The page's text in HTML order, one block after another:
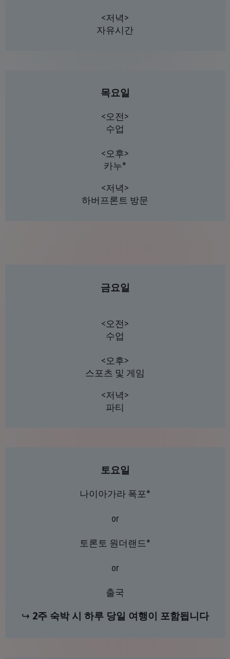
<저녁>
자유시간
목요일
<오전>
수업
<오후>
카누*
<저녁>
하버프론트 방문
금요일
<오전>
수업
<오후>
스포츠 및 게임
<저녁>
파티
토요일
나이아가라 폭포*
or
토론토 원더랜드*
or
출국
↪ 2주 숙박 시 하루 당일 여행이 포함됩니다